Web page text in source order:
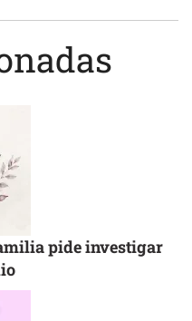
pide investigar